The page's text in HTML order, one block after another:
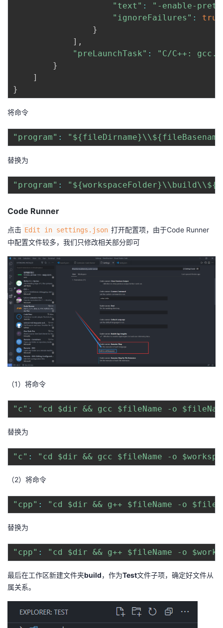
"text" :
"-enable-
"ignoreFailures" :
true
}
] ,
"preLaunchTask" :
"C/C++:
}
]
}
将命令
"program" :
替换为
"program" :
Code Runner
点击 Edit in settings.json 打开配置项，由于Code Runner
中配置文件较多，我们只修改相关部分即可
（1）将命令
"c" : "cd $dir && gcc $fileName -o
替换为
"c" : "cd $dir && gcc $fileName -o
（2）将命令
"cpp" : "cd $dir && g++ $fileName -o
替换为
"cpp" : "cd $dir && g++ $fileName -o
最后在工作区新建文件夹build，作为Test文件子项，确定好文件从
属关系。